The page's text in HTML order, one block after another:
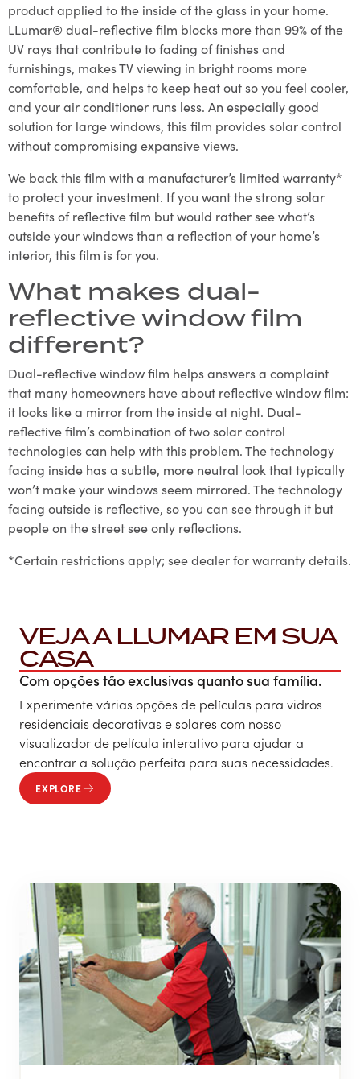
product applied to the inside of the glass in your home.
LLumar® dual-reflective film blocks more than 99% of the
UV rays that contribute to fading of finishes and
furnishings, makes TV viewing in bright rooms more
comfortable, and helps to keep heat out so you feel cooler,
and your air conditioner runs less. An especially good
solution for large windows, this film provides solar control
without compromising expansive views.
We back this film with a manufacturer’s limited warranty*
to protect your investment. If you want the strong solar
benefits of reflective film but would rather see what’s
outside your windows than a reflection of your home’s
interior, this film is for you.
What makes dual-
reflective window film
different?
Dual-reflective window film helps answers a complaint
that many homeowners have about reflective window film:
it looks like a mirror from the inside at night. Dual-
reflective film’s combination of two solar control
technologies can help with this problem. The technology
facing inside has a subtle, more neutral look that typically
won’t make your windows seem mirrored. The technology
facing outside is reflective, so you can see through it but
people on the street see only reflections.
*Certain restrictions apply; see dealer for warranty details.
VEJA A LLUMAR EM SUA
CASA
Com opções tão exclusivas quanto sua família.
Experimente várias opções de películas para vidros
residenciais decorativas e solares com nosso
visualizador de película interativo para ajudar a
encontrar a solução perfeita para suas necessidades.
EXPLORE